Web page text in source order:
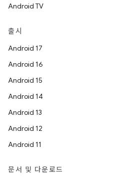
Android TV
출시
Android 17
Android 16
Android 15
Android 14
Android 13
Android 12
Android 11
문서 및 다운로드